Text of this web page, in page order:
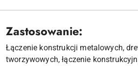
Zastosowanie:
Łączenie konstrukcji metalowych,
tworzywowych, łączenie